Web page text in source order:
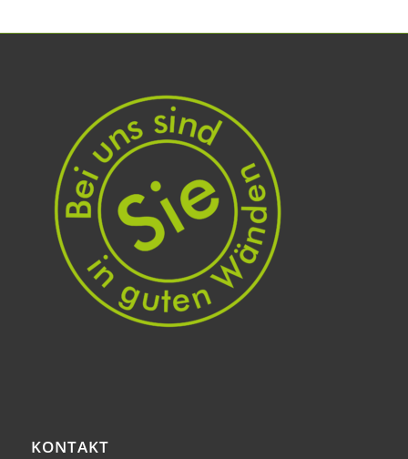
KONTAKT